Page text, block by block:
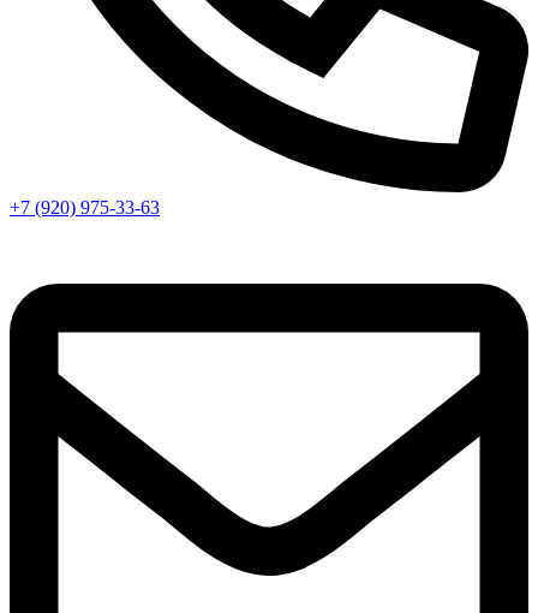
+7 (920) 975-33-63